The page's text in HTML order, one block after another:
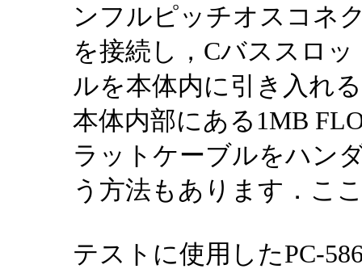
ンフルピッチオスコネ
を接続し，Cバススロ
ルを本体内に引き入れ
本体内部にある1MB
ラットケーブルをハン
う方法もあります．こ
テストに使用したPC-